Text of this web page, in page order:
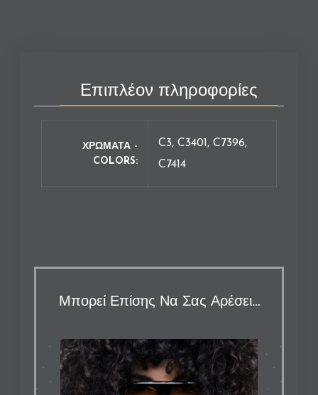
Επιπλέον πληροφορίες
ΧΡΩΜΑΤΑ -
COLORS
C3, C3401, C7396,
C7414
Μπορεί Επίσης Να Σας Αρέσει…